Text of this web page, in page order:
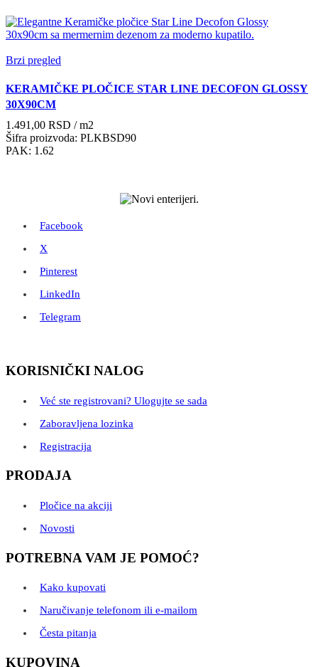
Brzi pregled
KERAMIČKE PLOČICE STAR LINE DECOFON GLOSSY
30X90CM
1.491,00 RSD / m2
Šifra proizvoda: PLKBSD90
PAK: 1.62
Facebook
X
Pinterest
LinkedIn
Telegram
KORISNIČKI NALOG
Već ste registrovani? Ulogujte se sada
Zaboravljena lozinka
Registracija
PRODAJA
Pločice na akciji
Novosti
POTREBNA VAM JE POMOĆ?
Kako kupovati
Naručivanje telefonom ili e-mailom
Česta pitanja
KUPOVINA